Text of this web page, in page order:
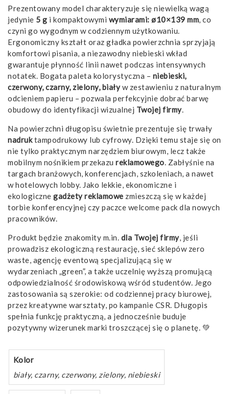
Prezentowany model charakteryzuje się niewielką wagą
jedynie 5 g i kompaktowymi wymiarami: ø10×139 mm, co
czyni go wygodnym w codziennym użytkowaniu.
Ergonomiczny kształt oraz gładka powierzchnia sprzyjają
komfortowi pisania, a niezawodny niebieski wkład
gwarantuje płynność linii nawet podczas intensywnych
notatek. Bogata paleta kolorystyczna – niebieski,
czerwony, czarny, zielony, białyw zestawieniu z naturalnym
odcieniem papieru – pozwala perfekcyjnie dobrać barwę
obudowy do identyfikacji wizualnej Twojej firmy.
Na powierzchni długopisu świetnie prezentuje się trwały
nadruktampodrukowy lub cyfrowy. Dzięki temu staje się on
nie tylko praktycznym narzędziem biurowym, lecz także
mobilnym nośnikiem przekazu reklamowego. Zabłyśnie na
targach branżowych, konferencjach, szkoleniach, a nawet
w hotelowych lobby. Jako lekkie, ekonomiczne i
ekologiczne gadżety reklamowe zmieszczą się w każdej
torbie konferencyjnej czy paczce welcome pack dla nowych
pracowników.
Produkt będzie znakomity m.in. dla Twojej firmy, jeśli
prowadzisz ekologiczną restaurację, sieć sklepów zero
waste, agencję eventową specjalizującą się w
wydarzeniach „green”, a także uczelnię wyższą promującą
odpowiedzialność środowiskową wśród studentów. Jego
zastosowania są szerokie: od codziennej pracy biurowej,
przez kreatywne warsztaty, po kampanie CSR. Długopis
spełnia funkcję praktyczną, a jednocześnie buduje
pozytywny wizerunek marki troszczącej się o planetę. 💚
Kolor
biały, czarny, czerwony, zielony, niebieski